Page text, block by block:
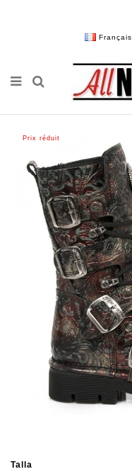
Français
Prix réduit
Talla